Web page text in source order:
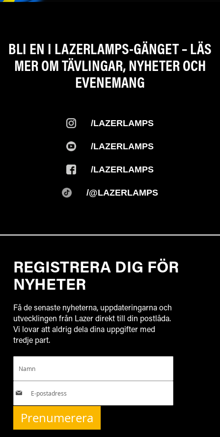
BLI EN I LAZERLAMPS-GÄNGET – LÄS
MER OM TÄVLINGAR, NYHETER OCH
EVENEMANG
/LAZERLAMPS
/LAZERLAMPS
/LAZERLAMPS
/@LAZERLAMPS
REGISTRERA DIG FÖR
NYHETER
Få de senaste nyheterna, uppdateringarna och
utvecklingen från Lazer direkt till din postlåda.
Vi lovar att aldrig dela dina uppgifter med
tredje part.
Prenumerera